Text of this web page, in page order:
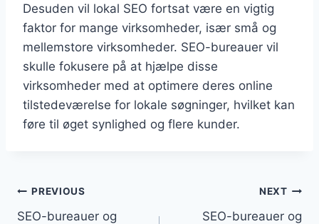
Desuden vil lokal SEO fortsat være en vigtig
faktor for mange virksomheder, især små og
mellemstore virksomheder. SEO-bureauer vil
skulle fokusere på at hjælpe disse
virksomheder med at optimere deres online
tilstedeværelse for lokale søgninger, hvilket kan
føre til øget synlighed og flere kunder.
Indlægsnavigation
PREVIOUS
SEO-bureauer og
NEXT
SEO-bureauer og